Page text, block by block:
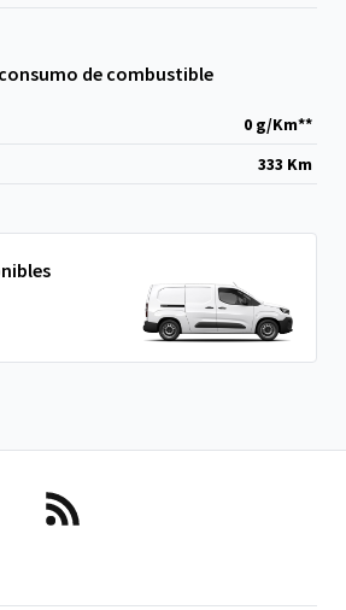
consumo de combustible
0 g/Km**
333 Km